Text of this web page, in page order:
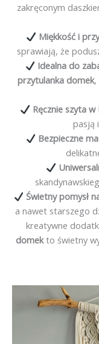
zakręconym
Miękkość i
sprawiają, że
Idealna do
przytulanka domek,
Ręcznie szyta w
pasją
Bezpieczne
Świetny pomysł
a nawet starszego
kreatywne
domekto świetny